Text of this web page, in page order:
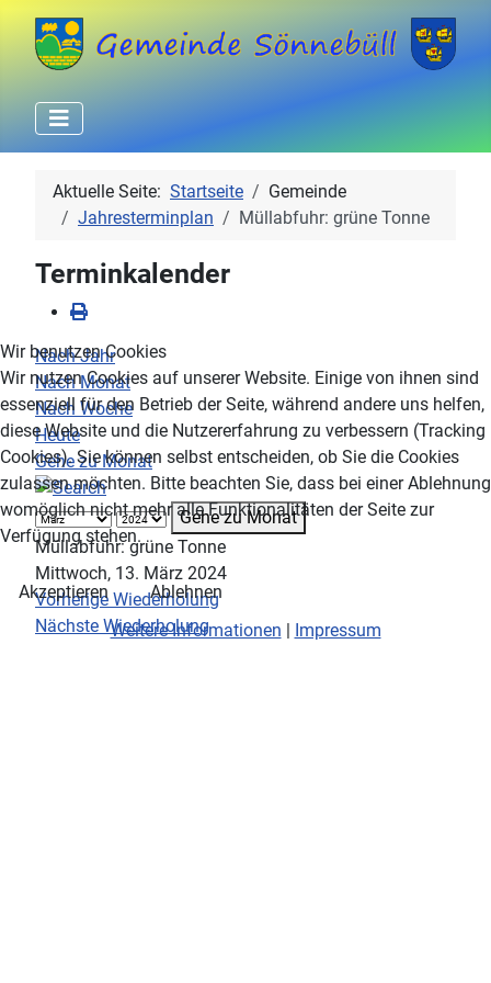
Aktuelle Seite: Startseite
Gemeinde
Jahresterminplan
Müllabfuhr: grüne Tonne
Terminkalender
Nach Jahr
Nach Monat
Nach Woche
Heute
Gehe zu Monat
Gehe zu Monat
Müllabfuhr: grüne Tonne
Mittwoch, 13. März 2024
Vorherige Wiederholung
Nächste Wiederholung
Wir benutzen Cookies
Wir nutzen Cookies auf unserer Website. Einige von ihnen sind
essenziell für den Betrieb der Seite, während andere uns helfen,
diese Website und die Nutzererfahrung zu verbessern (Tracking
Cookies). Sie können selbst entscheiden, ob Sie die Cookies
zulassen möchten. Bitte beachten Sie, dass bei einer Ablehnung
womöglich nicht mehr alle Funktionalitäten der Seite zur
Verfügung stehen.
Akzeptieren
Ablehnen
Weitere Informationen | Impressum